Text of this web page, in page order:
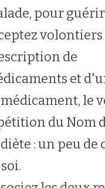
pour
volontiers
de
et
médicament, le
du Nom
: un peu de